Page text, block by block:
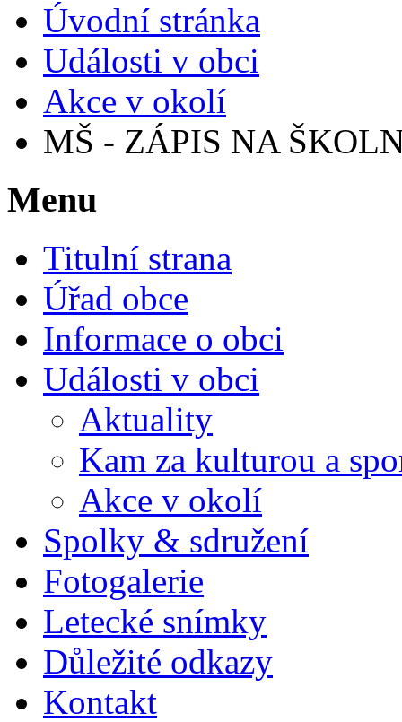
Úvodní stránka
Události v obci
Akce v okolí
MŠ - ZÁPIS NA
Menu
Titulní strana
Úřad obce
Informace o obci
Události v obci
Aktuality
Kam za kulturou a
Akce v okolí
Spolky & sdružení
Fotogalerie
Letecké snímky
Důležité odkazy
Kontakt